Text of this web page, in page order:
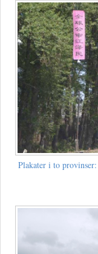
Plakater i to